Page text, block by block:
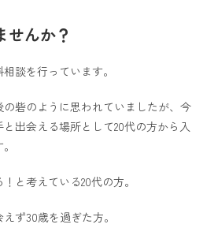
せんか？
談を行っています。
砦のように思われていましたが、今
出会える場所として20代の方から入
と考えている20代の方。
ず30歳を過ぎた方。